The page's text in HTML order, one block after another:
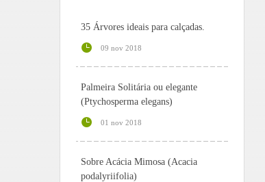
35 Árvores ideais para calçadas.
09 nov 2018
Palmeira Solitária ou elegante
(Ptychosperma elegans)
01 nov 2018
Sobre Acácia Mimosa (Acacia
podalyriifolia)